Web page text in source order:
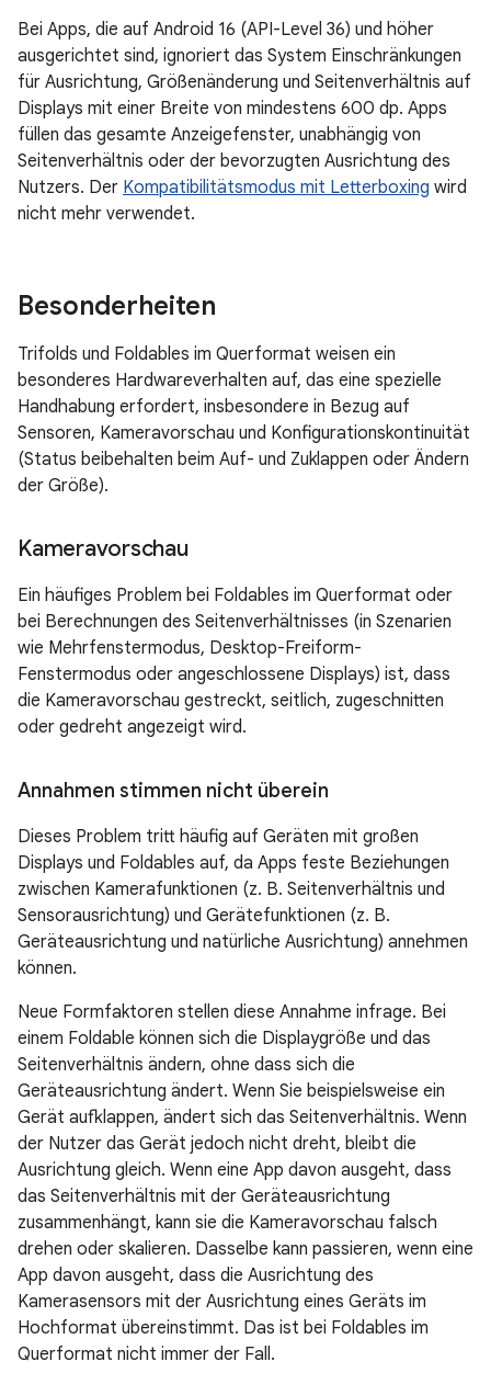
Bei Apps, die auf Android 16 (API-Level 36) und höher
ausgerichtet sind, ignoriert das System Einschränkungen
für Ausrichtung, Größenänderung und Seitenverhältnis auf
Displays mit einer Breite von mindestens 600 dp. Apps
füllen das gesamte Anzeigefenster, unabhängig von
Seitenverhältnis oder der bevorzugten Ausrichtung des
Nutzers. Der Kompatibilitätsmodus mit Letterboxing wird
nicht mehr verwendet.
Besonderheiten
Trifolds und Foldables im Querformat weisen ein
besonderes Hardwareverhalten auf, das eine spezielle
Handhabung erfordert, insbesondere in Bezug auf
Sensoren, Kameravorschau und Konfigurationskontinuität
(Status beibehalten beim Auf- und Zuklappen oder Ändern
der Größe).
Kameravorschau
Ein häufiges Problem bei Foldables im Querformat oder
bei Berechnungen des Seitenverhältnisses (in Szenarien
wie Mehrfenstermodus, Desktop-Freiform-
Fenstermodus oder angeschlossene Displays) ist, dass
die Kameravorschau gestreckt, seitlich, zugeschnitten
oder gedreht angezeigt wird.
Annahmen stimmen nicht überein
Dieses Problem tritt häufig auf Geräten mit großen
Displays und Foldables auf, da Apps feste Beziehungen
zwischen Kamerafunktionen (z. B. Seitenverhältnis und
Sensorausrichtung) und Gerätefunktionen (z. B.
Geräteausrichtung und natürliche Ausrichtung) annehmen
können.
Neue Formfaktoren stellen diese Annahme infrage. Bei
einem Foldable können sich die Displaygröße und das
Seitenverhältnis ändern, ohne dass sich die
Geräteausrichtung ändert. Wenn Sie beispielsweise ein
Gerät aufklappen, ändert sich das Seitenverhältnis. Wenn
der Nutzer das Gerät jedoch nicht dreht, bleibt die
Ausrichtung gleich. Wenn eine App davon ausgeht, dass
das Seitenverhältnis mit der Geräteausrichtung
zusammenhängt, kann sie die Kameravorschau falsch
drehen oder skalieren. Dasselbe kann passieren, wenn eine
App davon ausgeht, dass die Ausrichtung des
Kamerasensors mit der Ausrichtung eines Geräts im
Hochformat übereinstimmt. Das ist bei Foldables im
Querformat nicht immer der Fall.